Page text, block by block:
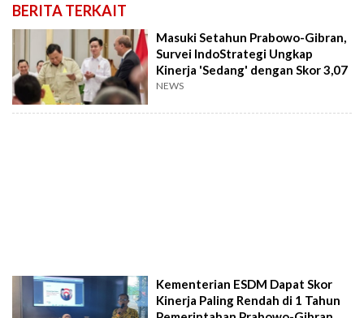
BERITA TERKAIT
Masuki Setahun Prabowo-Gibran,
Survei IndoStrategi Ungkap
Kinerja 'Sedang' dengan Skor 3,07
NEWS
Kementerian ESDM Dapat Skor
Kinerja Paling Rendah di 1 Tahun